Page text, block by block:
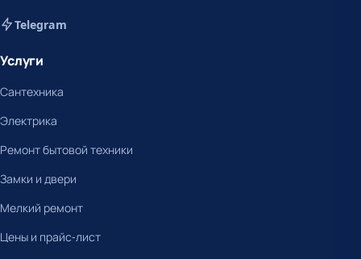
Telegram
Услуги
Сантехника
Электрика
Ремонт бытовой техники
Замки и двери
Мелкий ремонт
Цены и прайс-лист